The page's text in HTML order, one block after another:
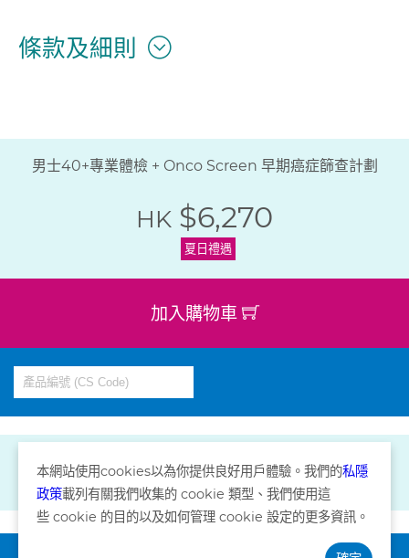
條款及細則
男士40+專業體檢 + Onco Screen 早期癌症篩查計劃
HK $6,270
夏日禮遇
加入購物車
本網站使用cookies以為你提供良好用戶體驗。我們的私隱
政策載列有關我們收集的 cookie 類型、我們使用這
些 cookie 的目的以及如何管理 cookie 設定的更多資訊。